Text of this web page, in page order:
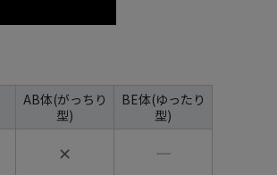
AB体(がっちり
型)
BE体(ゆったり
型)
✕ ―